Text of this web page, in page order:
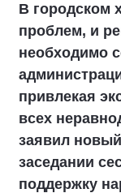
В городском
проблем, и
необходимо
привлекая
всех
заявил
заседании
поддержку